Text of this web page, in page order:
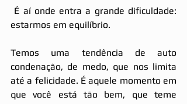
estarmos em equilíbrio.
Temos uma tendência de auto
condenação, de medo, que nos limita
até a felicidade. É aquele momento em
que você está tão bem, que teme